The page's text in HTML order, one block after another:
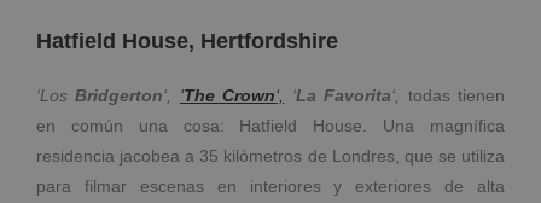
Hatfield House, Hertfordshire
‘LosBridgerton‘, ‘The Crown‘, ‘La Favorita‘,
todas tienen
en común una cosa: Hatfield House. Una magnífica
residencia jacobea a 35 kilómetros de Londres, que se utiliza
para filmar escenas en interiores y exteriores de alta